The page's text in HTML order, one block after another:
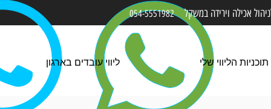
054-5551982 אכילה וירידה במשקל
תוכניות הליווי שלי ליווי עובדים בארגון